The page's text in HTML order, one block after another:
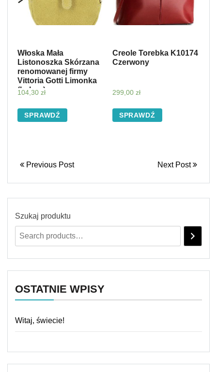
Włoska Mała
Listonoszka Skórzana
renomowanej firmy
Vittoria Gotti Limonka
(kolory)
104,30 zł
SPRAWDŹ
Creole Torebka K10174
Czerwony
299,00 zł
SPRAWDŹ
Previous Post Next Post
Szukaj produktu
OSTATNIE WPISY
Witaj, świecie!